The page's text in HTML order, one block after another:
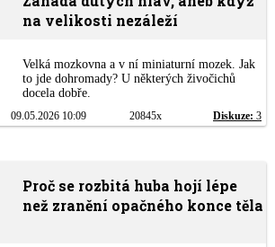
na velikosti nezáleží
Velká mozkovna a v ní miniaturní mozek. Jak
to jde dohromady? U některých živočichů
docela dobře.
09.05.2026 10:09 20845x Diskuze: 3
Proč se rozbitá huba hojí lépe
než zranění opačného konce těla